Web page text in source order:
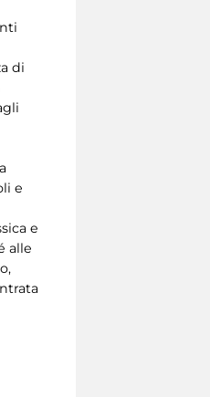
di
e
e
alle